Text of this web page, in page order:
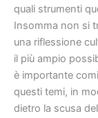
quali strumenti
Insomma non si
una riflessione
il più ampio
è importante
questi temi, in
dietro la scusa